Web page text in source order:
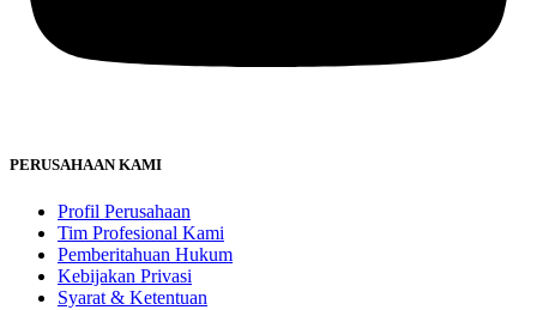
PERUSAHAAN KAMI
Profil Perusahaan
Tim Profesional Kami
Pemberitahuan Hukum
Kebijakan Privasi
Syarat & Ketentuan